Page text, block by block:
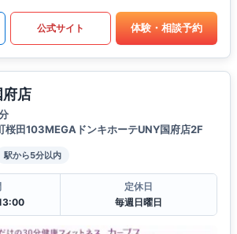
公式サイト 体験・相談予約
府店
桜田103MEGAドンキホーテUNY国府店2F
駅から5分以内
定休日
毎週日曜日